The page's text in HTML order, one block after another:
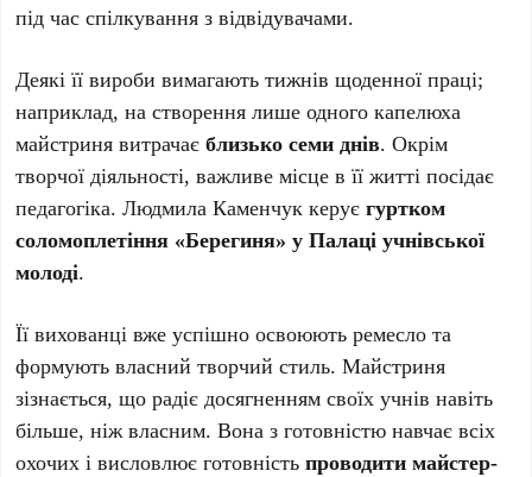
під час спілкування з відвідувачами.
Деякі її вироби вимагають тижнів щоденної праці;
наприклад, на створення лише одного капелюха
майстриня витрачаєблизько семи днів. Окрім
творчої діяльності, важливе місце в її житті посідає
педагогіка. Людмила Каменчук керуєгуртком
соломоплетіння «Берегиня» у Палаці учнівської
молоді.
Її вихованці вже успішно освоюють ремесло та
формують власний творчий стиль. Майстриня
зізнається, що радіє досягненням своїх учнів навіть
більше, ніж власним. Вона з готовністю навчає всіх
охочих і висловлює готовністьпроводити майстер-